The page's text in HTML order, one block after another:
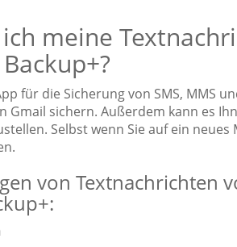
meine
für die Sicherung von SMS, MMS
Gmail sichern. Außerdem kann es
Selbst wenn Sie auf ein neues
von Textnachrichten